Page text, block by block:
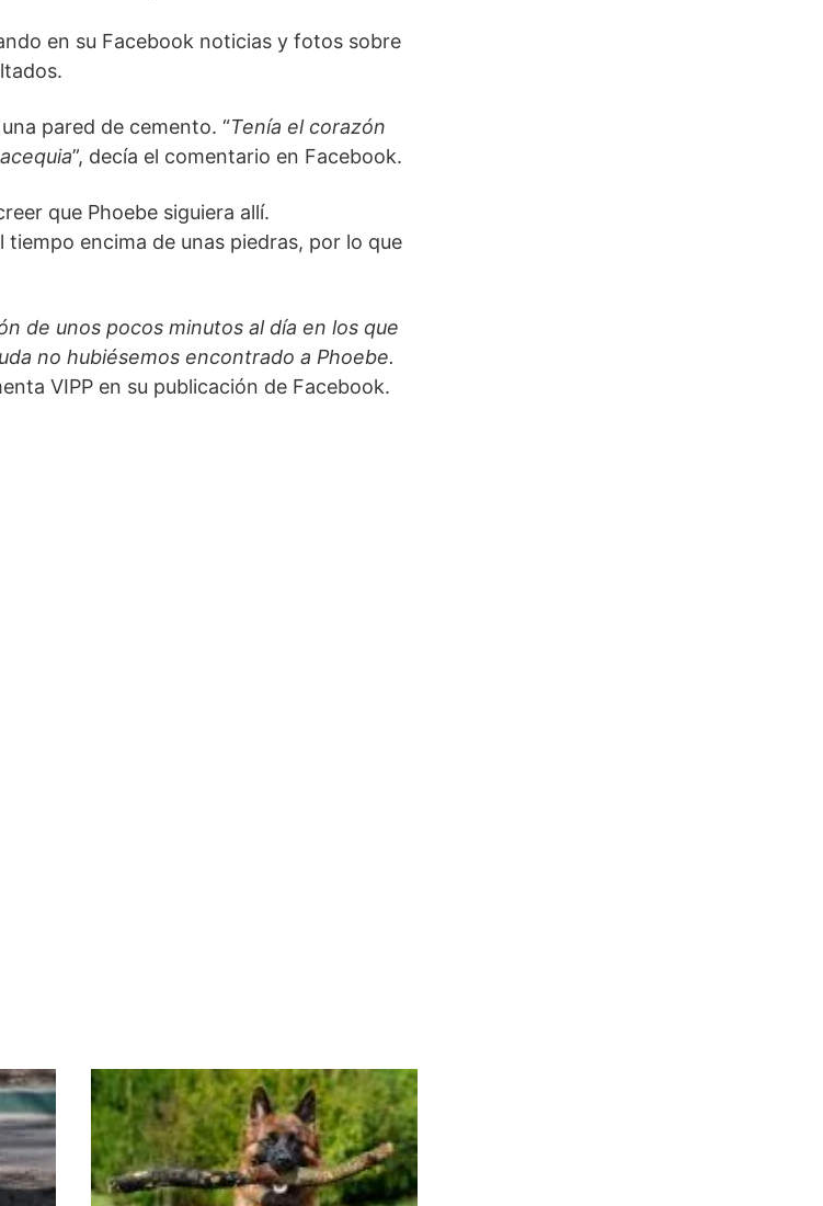
en su Facebook noticias y fotos sobre
pared de cemento. “Tenía el corazón
”, decía el comentario en Facebook.
que Phoebe siguiera allí.
encima de unas piedras, por lo que
de unos pocos minutos al día en los que
no hubiésemos encontrado a Phoebe.
VIPP en su publicación de Facebook.